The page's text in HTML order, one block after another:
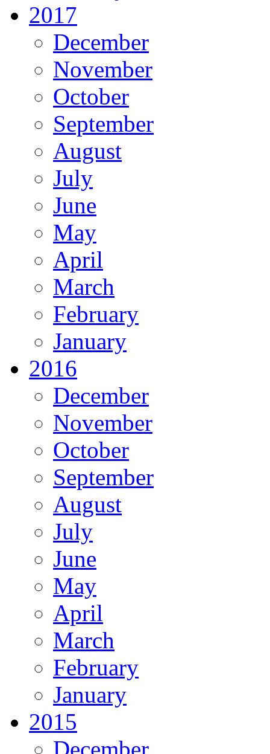
2017
December
November
October
September
August
July
June
May
April
March
February
January
2016
December
November
October
September
August
July
June
May
April
March
February
January
2015
December